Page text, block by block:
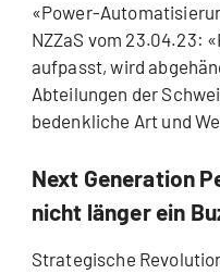
«Power-
NZZaS vom 23.04.23:
aufpasst, wird
Abteilungen der
bedenkliche Art und
Next Generation
nicht länger ein
Strategische